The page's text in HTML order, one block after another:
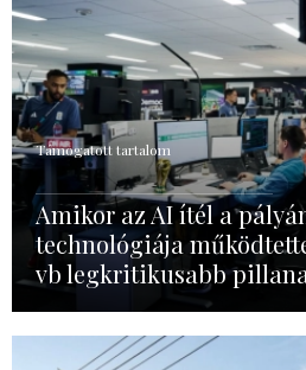
Támogatott tartalom
Amikor az AI ítél a
technológiája
vb legkritikusabb